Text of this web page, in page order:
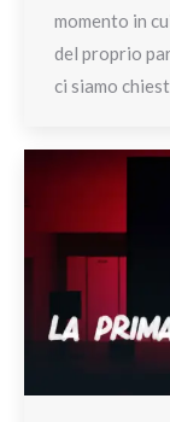
momento in
del proprio
ci siamo